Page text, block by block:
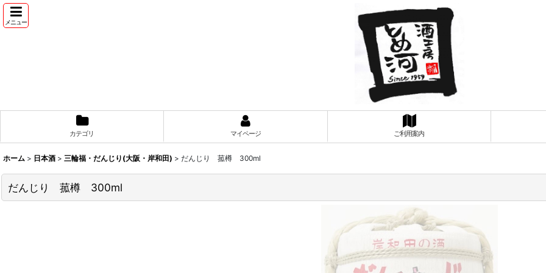
メニュー
カテゴリ マイページ ご利用案内
ホーム > 日本酒 > 三輪福・だんじり(大阪・岸和田) > だんじり 菰樽 300ml
だんじり 菰樽 300ml